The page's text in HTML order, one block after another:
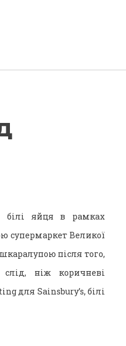
білі яйця в рамках
супермаркет Великої
після того,
ніж коричневі
для Sainsbury’s, білі